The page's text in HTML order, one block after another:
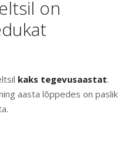
on
kaks tegevusaastat.
aasta lõppedes on paslik